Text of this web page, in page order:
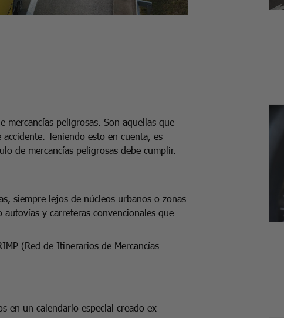
mercancías peligrosas. Son aquellas que
Teniendo esto en cuenta, es
de mercancías peligrosas debe cumplir.
siempre lejos de núcleos urbanos o zonas
y carreteras convencionales que
(Red de Itinerarios de Mercancías
en un calendario especial creado ex